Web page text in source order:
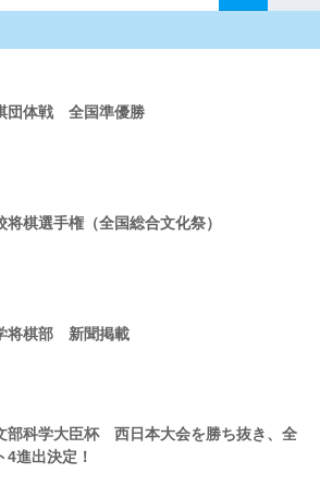
団体戦 全国準優勝
将棋選手権（全国総合文化祭）
将棋部 新聞掲載
部科学大臣杯 西日本大会を勝ち抜き、全
4進出決定！